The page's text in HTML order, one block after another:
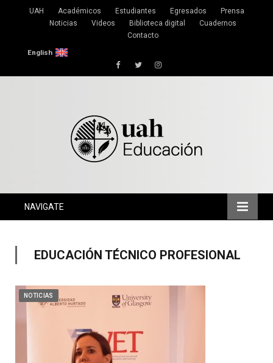
UAH Académicos Estudiantes Egresados
Prensa
Noticias
Videos Biblioteca digital
Cuadernos
Contacto
English
FacebookTwitterInstagram
NAVIGATE
EDUCACIÓN TÉCNICO PROFESIONAL
NOTICIAS